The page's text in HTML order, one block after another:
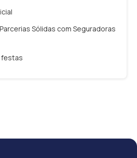
Sólidas com Seguradoras
festas